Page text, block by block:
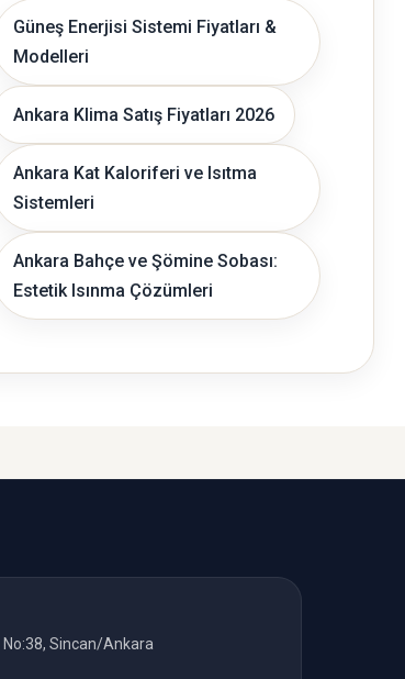
Güneş Enerjisi Sistemi Fiyatları &
Modelleri
Ankara Klima Satış Fiyatları 2026
Ankara Kat Kaloriferi ve Isıtma
Sistemleri
Ankara Bahçe ve Şömine Sobası:
Estetik Isınma Çözümleri
No:38, Sincan/Ankara